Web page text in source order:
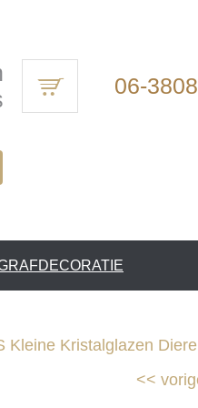
06-
Kleine Kristalglazen
<<